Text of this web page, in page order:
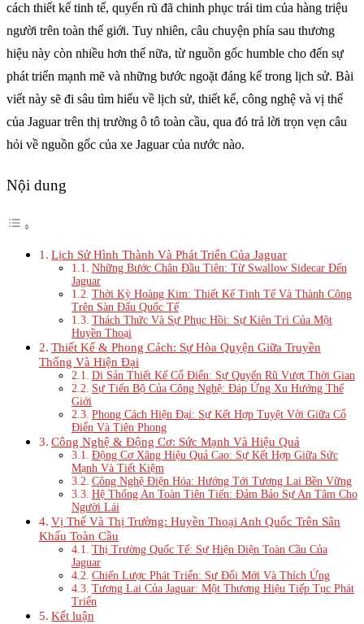
cách thiết kế tinh tế, quyến rũ đã chinh phục trái tim của hàng triệu
người trên toàn thế giới. Tuy nhiên, câu chuyện phía sau thương
hiệu này còn nhiều hơn thế nữa, từ nguồn gốc humble cho đến sự
phát triển mạnh mẽ và những bước ngoặt đáng kể trong lịch sử. Bài
viết này sẽ đi sâu tìm hiểu về lịch sử, thiết kế, công nghệ và vị thế
của Jaguar trên thị trường ô tô toàn cầu, qua đó trả lời trọn vẹn câu
hỏi về nguồn gốc của xe Jaguar của nước nào.
Nội dung
Lịch Sử Hình Thành Và Phát Triển Của Jaguar
Những Bước Chân Đầu Tiên: Từ Swallow Sidecar Đến
Jaguar
Thời Kỳ Hoàng Kim: Thiết Kế Tinh Tế Và Thành Công
Trên Sàn Đấu Quốc Tế
Thách Thức Và Sự Phục Hồi: Sự Kiên Trì Của Một
Huyền Thoại
Thiết Kế & Phong Cách: Sự Hòa Quyện Giữa Truyền
Thống Và Hiện Đại
Di Sản Thiết Kế Cổ Điển: Sự Quyến Rũ Vượt Thời Gian
Sự Tiến Bộ Của Công Nghệ: Đáp Ứng Xu Hướng Thế
Giới
Phong Cách Hiện Đại: Sự Kết Hợp Tuyệt Vời Giữa Cổ
Điển Và Tiên Phong
Công Nghệ & Động Cơ: Sức Mạnh Và Hiệu Quả
Động Cơ Xăng Hiệu Quả Cao: Sự Kết Hợp Giữa Sức
Mạnh Và Tiết Kiệm
Công Nghệ Điện Hóa: Hướng Tới Tương Lai Bền Vững
Hệ Thống An Toàn Tiên Tiến: Đảm Bảo Sự An Tâm Cho
Người Lái
Vị Thế Và Thị Trường: Huyền Thoại Anh Quốc Trên Sân
Khấu Toàn Cầu
Thị Trường Quốc Tế: Sự Hiện Diện Toàn Cầu Của
Jaguar
Chiến Lược Phát Triển: Sự Đổi Mới Và Thích Ứng
Tương Lai Của Jaguar: Một Thương Hiệu Tiếp Tục Phát
Triển
Kết luận